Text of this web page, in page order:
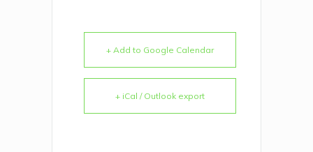
+ Add to Google Calendar
+ iCal / Outlook export